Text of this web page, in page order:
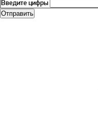
Введите цифры